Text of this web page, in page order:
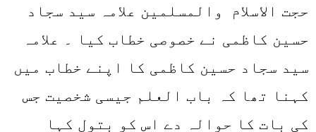
حجت الاسلام والمسلمین علامہ سید سجاد
حسین کاظمی نے خصوصی خطاب کیا ۔ علامہ
سید سجاد حسین کاظمی کا اپنے خطاب میں
کہنا تھا کہ باب العلم جیسی شخصیت جس
کی بات کا حوالہ دے اس کو بتول کہا